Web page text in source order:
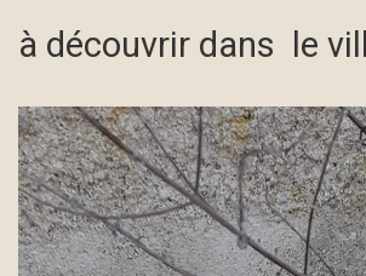
à découvrir dans le